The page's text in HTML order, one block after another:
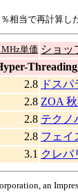
相当で再計算し
単価 ショッ
2.8 ドス
2.8 ZOA
2.8 テクノ
2.8 フェイ
3.1 クレバ
an